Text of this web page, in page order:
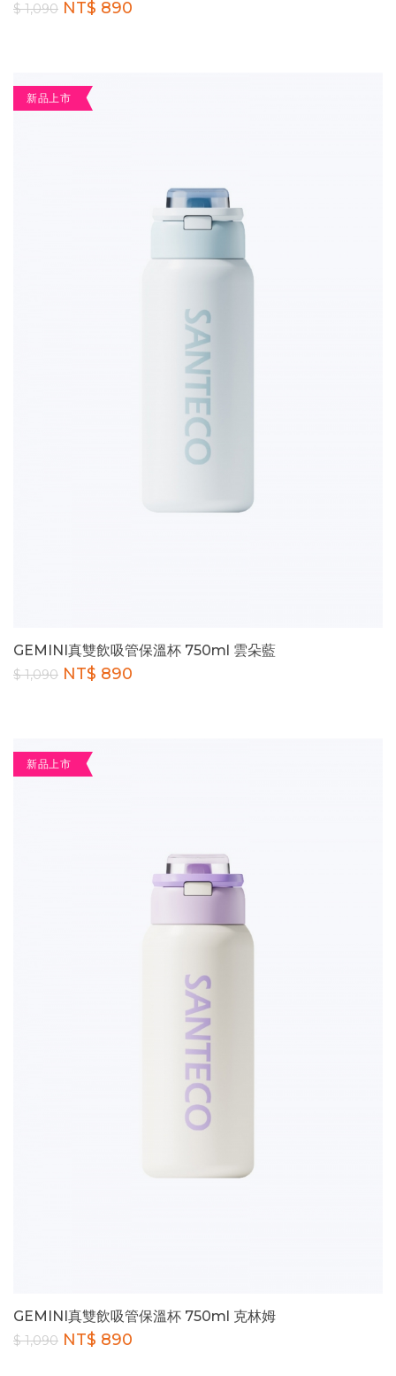
$ 1,090 NT$ 890
新品上市
GEMINI真雙飲吸管保溫杯 750ml 雲朵藍
$ 1,090 NT$ 890
新品上市
GEMINI真雙飲吸管保溫杯 750ml 克林姆
$ 1,090 NT$ 890